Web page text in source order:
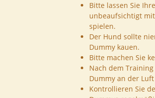
Bitte lassen Sie
unbeaufsichtigt
spielen.
Der Hund sollte
Dummy kauen.
Bitte machen Sie
Nach dem
Dummy an der
Kontrollieren Sie